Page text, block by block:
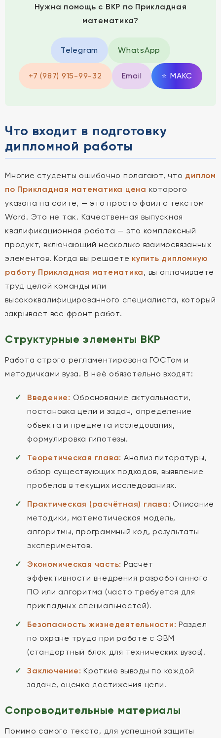
Нужна помощь с ВКР по Прикладная
математика?
Telegram WhatsApp
+7 (987) 915-99-32 Email ⭐ MAКС
Что входит в подготовку
дипломной работы
Многие студенты ошибочно полагают, что диплом
по Прикладная математика цена которого
указана на сайте, — это просто файл с текстом
Word. Это не так. Качественная выпускная
квалификационная работа — это комплексный
продукт, включающий несколько взаимосвязанных
элементов. Когда вы решаете купить дипломную
работу Прикладная математика, вы оплачиваете
труд целой команды или
высококвалифицированного специалиста, который
закрывает все фронт работ.
Структурные элементы ВКР
Работа строго регламентирована ГОСТом и
методичками вуза. В неё обязательно входят:
Введение: Обоснование актуальности,
постановка цели и задач, определение
объекта и предмета исследования,
формулировка гипотезы.
Теоретическая глава: Анализ литературы,
обзор существующих подходов, выявление
пробелов в текущих исследованиях.
Практическая (расчётная) глава: Описание
методики, математическая модель,
алгоритмы, программный код, результаты
экспериментов.
Экономическая часть: Расчёт
эффективности внедрения разработанного
ПО или алгоритма (часто требуется для
прикладных специальностей).
Безопасность жизнедеятельности: Раздел
по охране труда при работе с ЭВМ
(стандартный блок для технических вузов).
Заключение: Краткие выводы по каждой
задаче, оценка достижения цели.
Сопроводительные материалы
Помимо самого текста, для успешной защиты